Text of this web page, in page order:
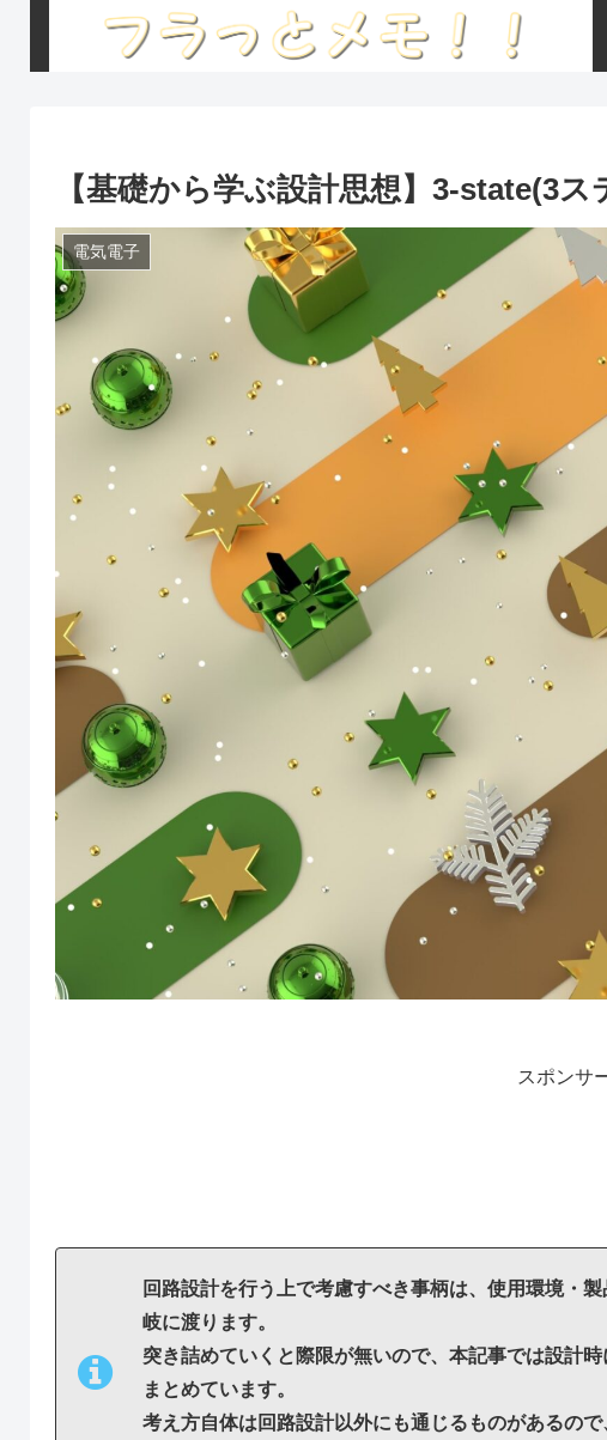
【基礎から学ぶ設計思想】3-state(3
電気電子
スポンサ
回路設計を行う上で考慮すべき事柄は、使用環境・
岐に渡ります。
突き詰めていくと際限が無いので、本記事では設計
まとめています。
考え方自体は回路設計以外にも通じるものがあるの